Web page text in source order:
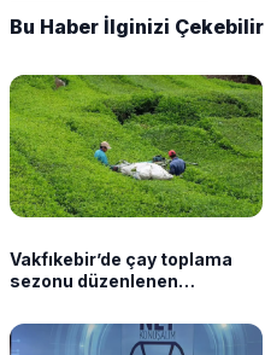
Bu Haber İlginizi Çekebilir
Vakfıkebir’de çay toplama
sezonu düzenlenen